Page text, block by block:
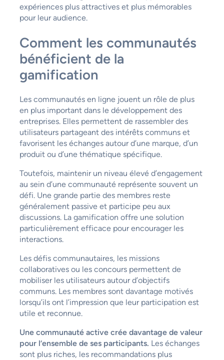
expériences plus attractives et plus mémorables
pour leur audience.
Comment les communautés
bénéficient de la
gamification
Les communautés en ligne jouent un rôle de plus
en plus important dans le développement des
entreprises. Elles permettent de rassembler des
utilisateurs partageant des intérêts communs et
favorisent les échanges autour d’une marque, d’un
produit ou d’une thématique spécifique.
Toutefois, maintenir un niveau élevé d’engagement
au sein d’une communauté représente souvent un
défi. Une grande partie des membres reste
généralement passive et participe peu aux
discussions. La gamification offre une solution
particulièrement efficace pour encourager les
interactions.
Les défis communautaires, les missions
collaboratives ou les concours permettent de
mobiliser les utilisateurs autour d’objectifs
communs. Les membres sont davantage motivés
lorsqu’ils ont l’impression que leur participation est
utile et reconnue.
Une communauté active crée davantage de valeur
pour l’ensemble de ses participants. Les échanges
sont plus riches, les recommandations plus